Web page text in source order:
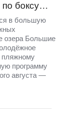
по боксу…
в большую
озера Большие
пляжному
программу
августа —